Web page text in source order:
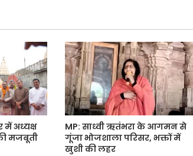
में अध्यक्ष
मजबूती
MP: साध्वी ऋतंभरा के आगमन से
गूंजा भोजशाला परिसर, भक्तों में
खुशी की लहर